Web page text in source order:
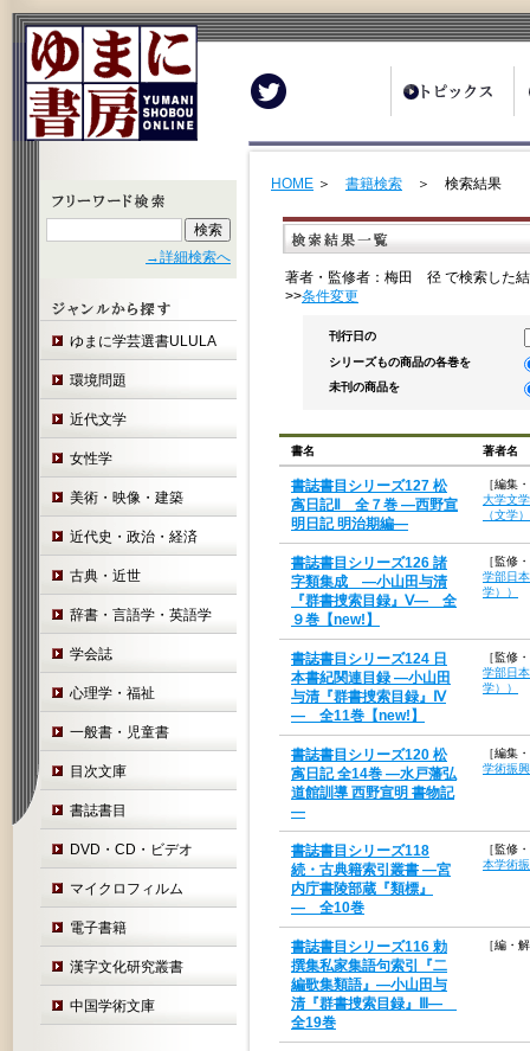
→詳細検索へ
ゆまに学芸選書ULULA
環境問題
近代文学
女性学
美術・映像・建築
近代史・政治・経済
古典・近世
辞書・言語学・英語学
学会誌
心理学・福祉
一般書・児童書
目次文庫
書誌書目
DVD・CD・ビデオ
マイクロフィルム
電子書籍
漢字文化研究叢書
中国学術文庫
HOME ＞ 書籍検索 ＞ 検索結果
著者・監修者：梅田 径 で検索した
>>条件変更
刊行日の
シリーズもの商品の各巻を
未刊の商品を
書名 著者名
書誌書目シリーズ127 松
㝢日記Ⅱ 全７巻 ―西野宣
明日記 明治期編―
［編集
大学文
（文学）
書誌書目シリーズ126 諸
字類集成 —小山田与清
『群書捜索目録』Ⅴ— 全
９巻【new!】
［監修
学部日
学））
書誌書目シリーズ124 日
本書紀関連目録 —小山田
与清『群書捜索目録』Ⅳ
— 全11巻【new!】
［監修
学部日
学））
書誌書目シリーズ120 松
㝢日記 全14巻 —水戸藩弘
道館訓導 西野宣明 書物記
—
［編集
学術振
書誌書目シリーズ118
続・古典籍索引叢書 —宮
内庁書陵部蔵『類標』
— 全10巻
［監修
本学術
書誌書目シリーズ116 勅
撰集私家集語句索引『二
編歌集類語』―小山田与
清『群書捜索目録』Ⅲ―
全19巻
［編・